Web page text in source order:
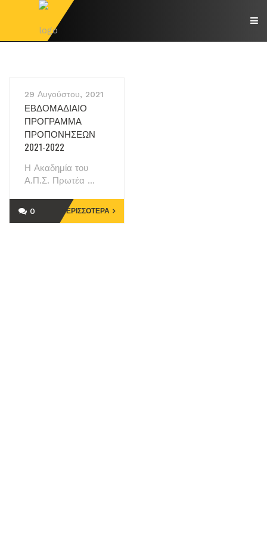
29 Αυγούστου, 2021
ΕΒΔΟΜΑΔΙΑΙΟ
ΠΡΟΓΡΑΜΜΑ
ΠΡΟΠΟΝΗΣΕΩΝ
2021-2022
Η Ακαδημία του
Α.Π.Σ. Πρωτέα ...
0 ΠΕΡΙΣΣΌΤΕΡΑ